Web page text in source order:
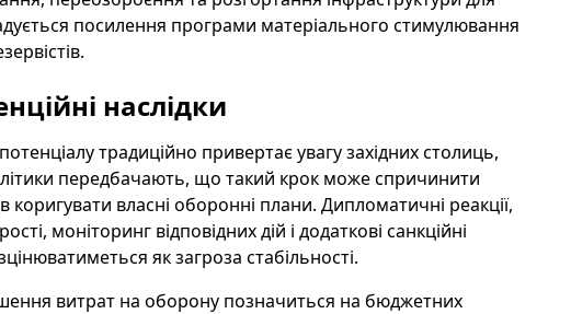
посилення програми матеріального стимулювання
наслідки
традиційно привертає увагу західних столиць,
передбачають, що такий крок може спричинити
коригувати власні оборонні плани. Дипломатичні реакції,
моніторинг відповідних дій і додаткові санкційні
як загроза стабільності.
витрат на оборону позначиться на бюджетних